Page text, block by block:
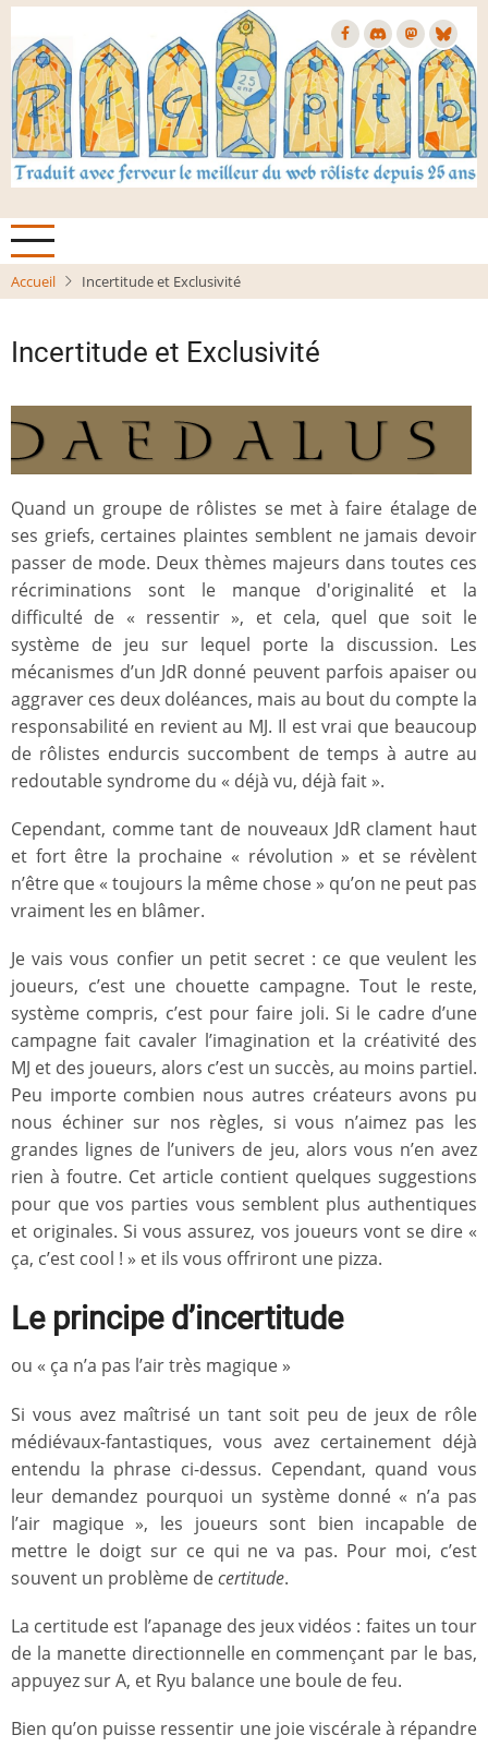
Aller
contenu
principal
Accueil Incertitude et Exclusivité
Incertitude et Exclusivité
Quand un groupe de rôlistes se met à faire étalage de
ses griefs, certaines plaintes semblent ne jamais devoir
passer de mode. Deux thèmes majeurs dans toutes ces
récriminations sont le manque d'originalité et la
difficulté de « ressentir », et cela, quel que soit le
système de jeu sur lequel porte la discussion. Les
mécanismes d’un JdR donné peuvent parfois apaiser ou
aggraver ces deux doléances, mais au bout du compte la
responsabilité en revient au MJ. Il est vrai que beaucoup
de rôlistes endurcis succombent de temps à autre au
redoutable syndrome du « déjà vu, déjà fait ».
Cependant, comme tant de nouveaux JdR clament haut
et fort être la prochaine « révolution » et se révèlent
n’être que « toujours la même chose » qu’on ne peut pas
vraiment les en blâmer.
Je vais vous confier un petit secret : ce que veulent les
joueurs, c’est une chouette campagne. Tout le reste,
système compris, c’est pour faire joli. Si le cadre d’une
campagne fait cavaler l’imagination et la créativité des
MJ et des joueurs, alors c’est un succès, au moins partiel.
Peu importe combien nous autres créateurs avons pu
nous échiner sur nos règles, si vous n’aimez pas les
grandes lignes de l’univers de jeu, alors vous n’en avez
rien à foutre. Cet article contient quelques suggestions
pour que vos parties vous semblent plus authentiques
et originales. Si vous assurez, vos joueurs vont se dire «
ça, c’est cool ! » et ils vous offriront une pizza.
Le principe d’incertitude
ou « ça n’a pas l’air très magique »
Si vous avez maîtrisé un tant soit peu de jeux de rôle
médiévaux-fantastiques, vous avez certainement déjà
entendu la phrase ci-dessus. Cependant, quand vous
leur demandez pourquoi un système donné « n’a pas
l’air magique », les joueurs sont bien incapable de
mettre le doigt sur ce qui ne va pas. Pour moi, c’est
souvent un problème decertitude.
La certitude est l’apanage des jeux vidéos : faites un tour
de la manette directionnelle en commençant par le bas,
appuyez sur A, et Ryu balance une boule de feu.
Bien qu’on puisse ressentir une joie viscérale à répandre